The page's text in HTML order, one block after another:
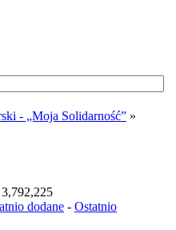
- „Moja Solidarność” »
dodane - Ostatnio